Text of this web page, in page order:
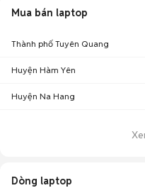
Mua bán laptop
Thành phố Tuyên Quang
Huyện Hàm Yên
Huyện Na Hang
Dòng laptop